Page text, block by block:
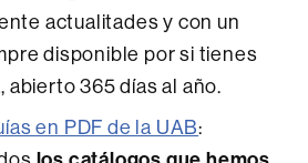
actualitades y con un
disponible por si tienes
abierto 365 días al año.
en PDF de la UAB: